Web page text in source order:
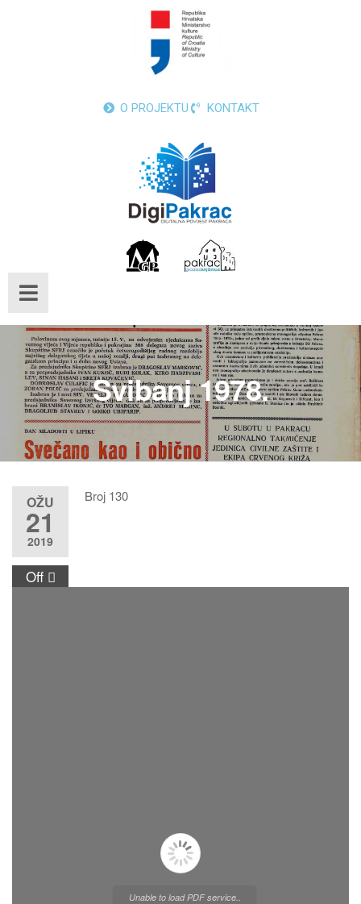
O PROJEKTU KONTAKT
Svibanj 1978.
OŽU
21
2019
Off
Broj 130
Unable to load PDF service..